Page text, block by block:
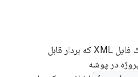
Vector Asset Studio یک فایل XML که بردار قابل
در پوشه